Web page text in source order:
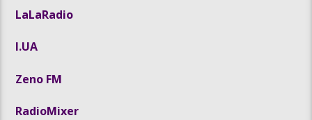
LaLaRadio
I.UA
Zeno FM
RadioMixer